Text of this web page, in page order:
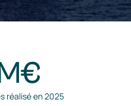
réalisé en 2025